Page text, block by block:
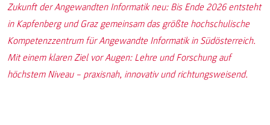
Zukunft der Angewandten Informatik neu: Bis Ende 2026 entsteht
in Kapfenberg und Graz gemeinsam das größte hochschulische
Kompetenzzentrum für Angewandte Informatik in Südösterreich.
Mit einem klaren Ziel vor Augen: Lehre und Forschung auf
höchstem Niveau – praxisnah, innovativ und richtungsweisend.